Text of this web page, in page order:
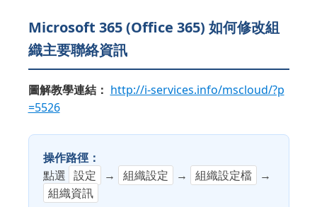
Microsoft 365 (Office 365) 如何修改組
織主要聯絡資訊
圖解教學連結： http://i-services.info/mscloud/?p
=5526
操作路徑：
點選 設定 → 組織設定 → 組織設定檔
→
組織資訊